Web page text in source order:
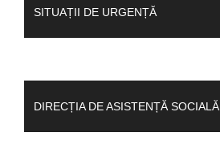
SITUAȚII DE URGENȚĂ
DIRECȚIA DE ASISTENȚĂ SOCIALĂ